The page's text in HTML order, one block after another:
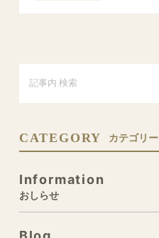
CATEGORY カテゴリー
Information
おしらせ